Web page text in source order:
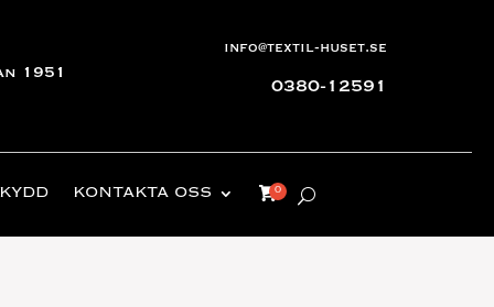
1951
info@textil-huset.se
0380-12591
KONTAKTA OSS